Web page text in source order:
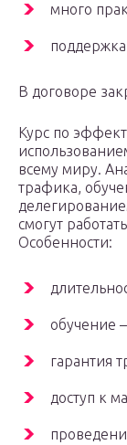
много
В договоре
Курс по
всему миру.
трафика,
смогут
Особенности:
обучение
гарантия
доступ к